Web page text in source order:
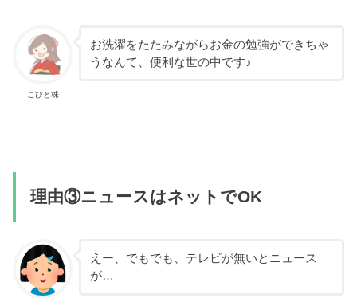
こびと株
お洗濯をたたみながらお金の勉強ができちゃ
うなんて、便利な世の中です♪
理由③ニュースはネットでOK
えー、でもでも、テレビが無いとニュース
が…